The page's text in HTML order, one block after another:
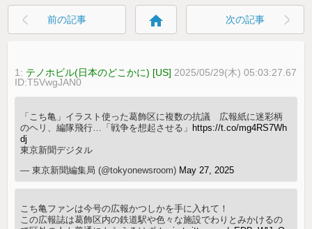
前の記事 home 次の記事
1: テノホビル(日本のどこかに) [US] 2025/05/29(木) 05:03:27.67
ID:T5VwgJAN0
「こち亀」イラスト使った葛飾区に複数の抗議 広報紙に迷彩柄
のヘリ、編隊飛行…「戦争を想起させる」 https://t.co/mg4RS7Wh
dj
東京新聞デジタル
— 東京新聞編集局 (@tokyonewsroom) May 27, 2025
こち亀ファンは今号の広報かつしかを手に入れて！
この広報誌は葛飾区内の鉄道駅や色々な施設でわりとみかけるの